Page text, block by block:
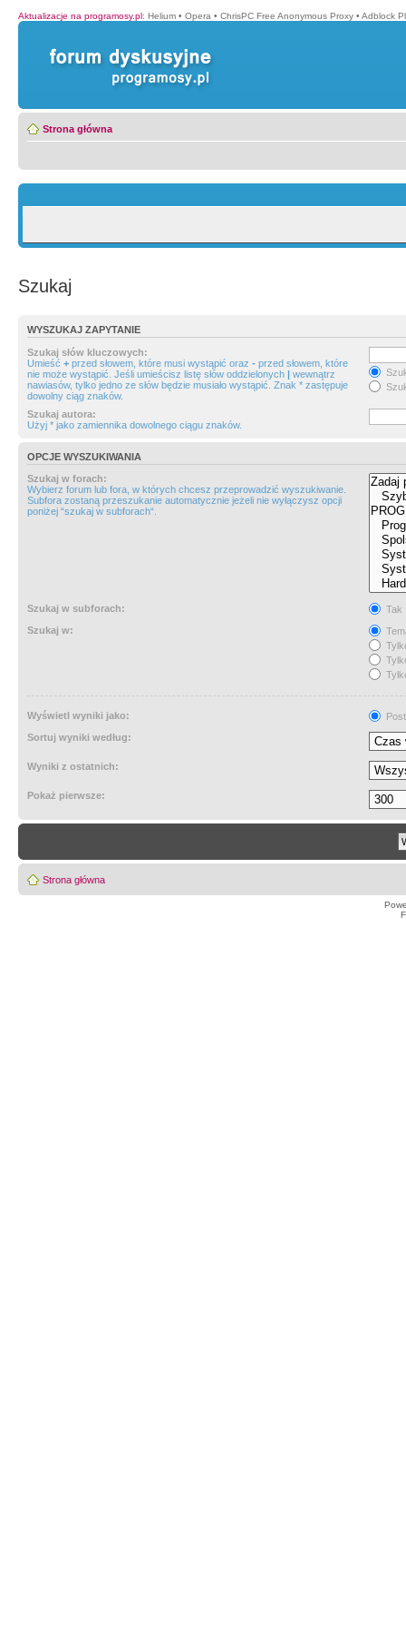
Aktualizacje na programosy.pl: Helium • Opera • ChrisPC Free Anonymous Proxy • Adblock
Strona główna
Szukaj
WYSZUKAJ ZAPYTANIE
Szukaj słów kluczowych:
Umieść + przed słowem, które musi wystąpić oraz - przed słowem, które
nie może wystąpić. Jeśli umieścisz listę słów oddzielonych | wewnątrz
nawiasów, tylko jedno ze słów będzie musiało wystąpić. Znak * zastępuje
dowolny ciąg znaków.
Szukaj autora:
Użyj * jako zamiennika dowolnego ciągu znaków.
OPCJE WYSZUKIWANIA
Szukaj w forach:
Wybierz forum lub fora, w których chcesz przeprowadzić wyszukiwanie.
Subfora zostaną przeszukanie automatycznie jeżeli nie wyłączysz opcji
poniżej “szukaj w subforach“.
Szukaj w subforach:
Tak
Szukaj w:
Wyświetl wyniki jako:
Sortuj wyniki według:
Wyniki z ostatnich:
Pokaż pierwsze:
Strona główna